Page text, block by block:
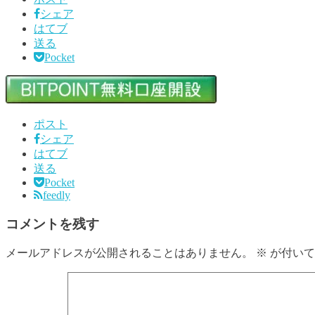
シェア
はてブ
送る
Pocket
ポスト
シェア
はてブ
送る
Pocket
feedly
コメントを残す
メールアドレスが公開されることはありません。 ※ が付い